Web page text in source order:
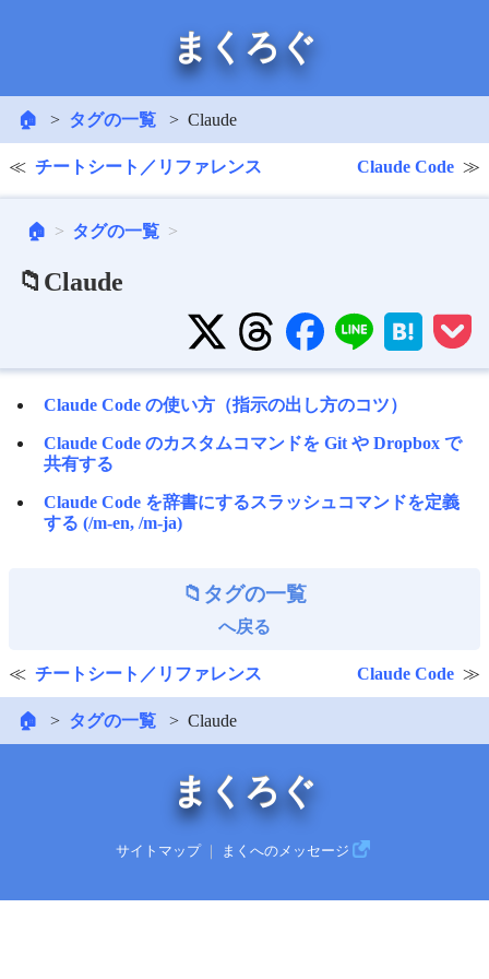
まくろぐ
🏠 タグの一覧 Claude
チートシート／リファレンス Claude Code
🏠 タグの一覧
📁Claude
Claude Code の使い方（指示の出し方のコツ）
Claude Code のカスタムコマンドを Git や Dropbox で
共有する
Claude Code を辞書にするスラッシュコマンドを定義
する (/m-en, /m-ja)
タグの一覧
へ戻る
チートシート／リファレンス Claude Code
🏠 タグの一覧 Claude
まくろぐ
サイトマップ まくへのメッセージ